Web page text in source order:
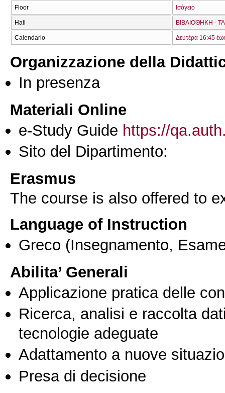
Floor Ισόγειο
Hall ΒΙΒΛΙΟΘΗΚΗ -
Calendario Δευτέρα 16:45
Organizzazione della
In presenza
Materiali Online
e-Study Guide https://
Sito del Dipartimento:
Erasmus
The course is also offered to
Language of Instruction
Greco (Insegnamento,
Abilita’ Generali
Applicazione pratica delle
Ricerca, analisi e raccolta
tecnologie adeguate
Adattamento a nuove
Presa di decisione